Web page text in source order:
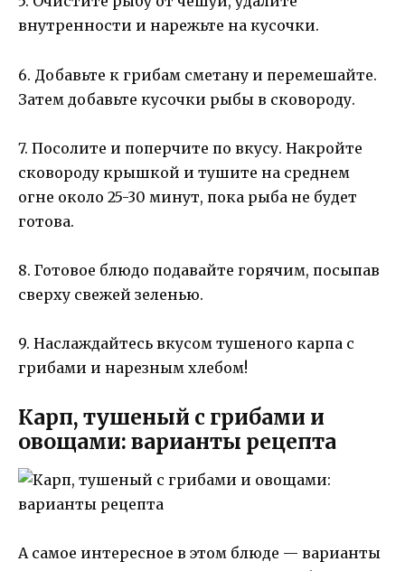
внутренности и нарежьте на кусочки.
6. Добавьте к грибам сметану и перемешайте.
Затем добавьте кусочки рыбы в сковороду.
7. Посолите и поперчите по вкусу. Накройте
сковороду крышкой и тушите на среднем
огне около 25-30 минут, пока рыба не будет
готова.
8. Готовое блюдо подавайте горячим, посыпав
сверху свежей зеленью.
9. Наслаждайтесь вкусом тушеного карпа с
грибами и нарезным хлебом!
Карп, тушеный с грибами и
овощами: варианты рецепта
А самое интересное в этом блюде — варианты